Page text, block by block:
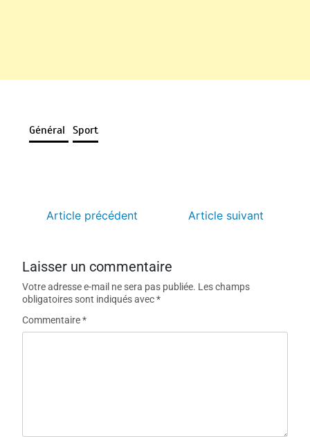
Général Sport
Article précédent Article suivant
Laisser un commentaire
Votre adresse e-mail ne sera pas publiée. Les champs
obligatoires sont indiqués avec*
Commentaire*